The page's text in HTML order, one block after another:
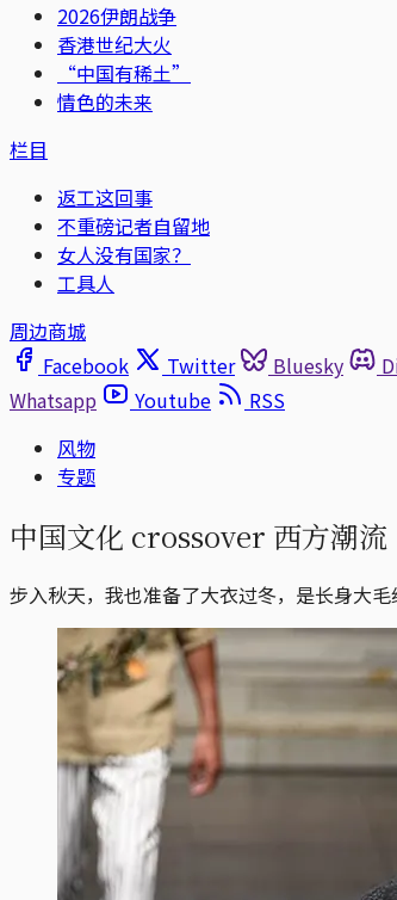
2026伊朗战争
香港世纪大火
“中国有稀土”
情色的未来
栏目
返工这回事
不重磅记者自留地
女人没有国家？
工具人
周边商城
Facebook
Twitter Bluesky
Whatsapp
Youtube
RSS
风物
专题
中国文化 crossover 西方潮流
步入秋天，我也准备了大衣过冬，是长身大